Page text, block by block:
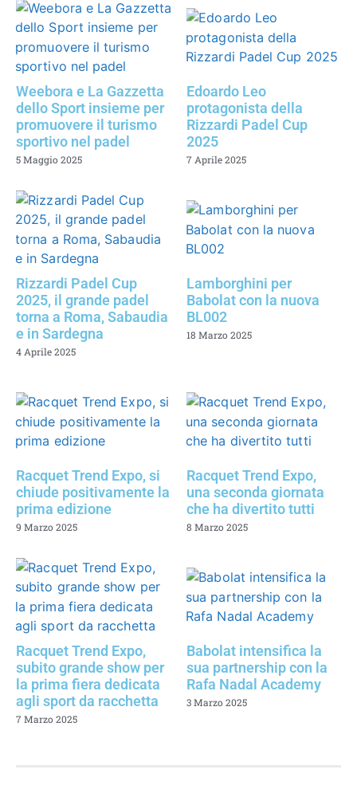
Weebora e La Gazzetta
dello Sport insieme per
promuovere il turismo
sportivo nel padel
5 Maggio 2025
Edoardo Leo
protagonista della
Rizzardi Padel Cup
2025
7 Aprile 2025
Rizzardi Padel Cup
2025, il grande padel
torna a Roma, Sabaudia
e in Sardegna
4 Aprile 2025
Lamborghini per
Babolat con la nuova
BL002
18 Marzo 2025
Racquet Trend Expo, si
chiude positivamente la
prima edizione
9 Marzo 2025
Racquet Trend Expo,
una seconda giornata
che ha divertito tutti
8 Marzo 2025
Racquet Trend Expo,
subito grande show per
la prima fiera dedicata
agli sport da racchetta
7 Marzo 2025
Babolat intensifica la
sua partnership con la
Rafa Nadal Academy
3 Marzo 2025